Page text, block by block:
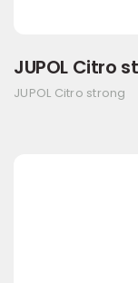
JUPOL Citro
JUPOL Citro strong